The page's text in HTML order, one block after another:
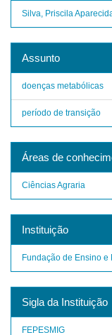
Silva, Priscila
Assunto
doenças metabólicas
período de transição
Áreas de
Ciências Agraria
Instituição
Fundação de Ensino e
Sigla da Instituição
FEPESMIG